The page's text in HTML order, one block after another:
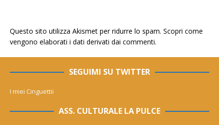
Questo sito utilizza Akismet per ridurre lo spam. Scopri come
vengono elaborati i dati derivati dai commenti.
SEGUIMI SU TWITTER
I miei Cinguettii
ASS. CULTURALE LA PULCE